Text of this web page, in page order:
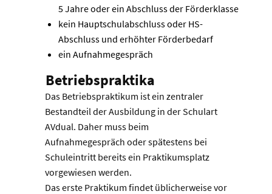
5 Jahre oder ein Abschluss der Förderklasse
kein Hauptschulabschluss oder HS-
Abschluss und erhöhter Förderbedarf
ein Aufnahmegespräch
Betriebspraktika
Das Betriebspraktikum ist ein zentraler
Bestandteil der Ausbildung in der Schulart
AVdual. Daher muss beim
Aufnahmegespräch oder spätestens bei
Schuleintritt bereits ein Praktikumsplatz
vorgewiesen werden.
Das erste Praktikum findet üblicherweise vor